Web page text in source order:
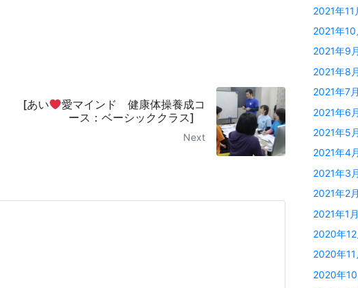
[あい
愛マインド 健康体操養成コ
ース：ベーシッククラス]
Next
2021年11
2021年10
2021年9月
2021年8月
2021年7月
2021年6月
2021年5月
2021年4月
2021年3月
2021年2月
2021年1月
2020年12
2020年11
2020年10